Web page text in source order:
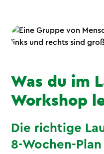
Was du im
Workshop
Die richtige
8-Wochen-Plan